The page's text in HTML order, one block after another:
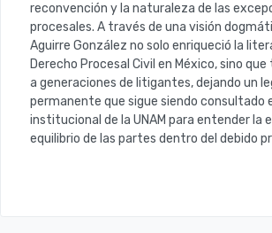
reconvención y la naturaleza de las
procesales. A través de una visión
Aguirre González no solo enriqueció la
Derecho Procesal Civil en México, sino
a generaciones de litigantes, dejando un
permanente que sigue siendo consultado
institucional de la UNAM para entender la
equilibrio de las partes dentro del debido